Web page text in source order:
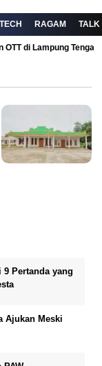
TECH RAGAM TALK
di Lampung
Pertanda yang
Ajukan Meski